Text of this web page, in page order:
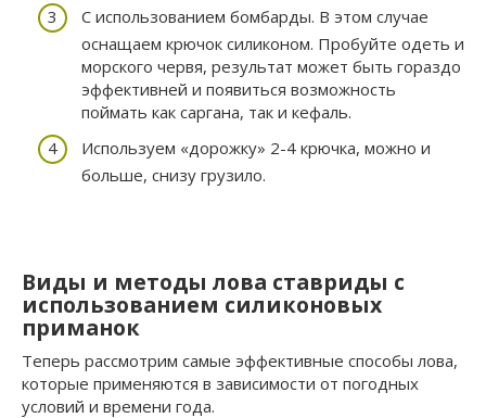
С использованием бомбарды. В этом случае
оснащаем крючок силиконом. Пробуйте одеть и
морского червя, результат может быть гораздо
эффективней и появиться возможность
поймать как саргана, так и кефаль.
Используем «дорожку» 2-4 крючка, можно и
больше, снизу грузило.
Виды и методы лова ставриды с
использованием силиконовых
приманок
Теперь рассмотрим самые эффективные способы лова,
которые применяются в зависимости от погодных
условий и времени года.